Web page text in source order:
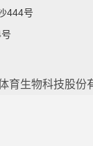
444号
育生物科技股